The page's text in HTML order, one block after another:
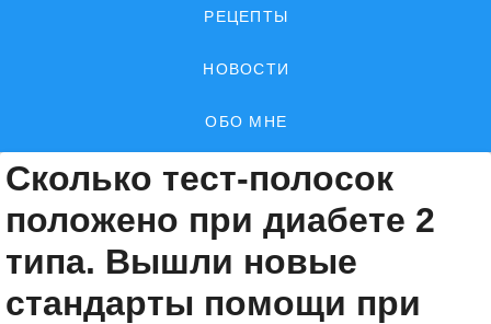
РЕЦЕПТЫ
НОВОСТИ
ОБО МНЕ
Сколько тест-полосок
положено при диабете 2
типа. Вышли новые
стандарты помощи при